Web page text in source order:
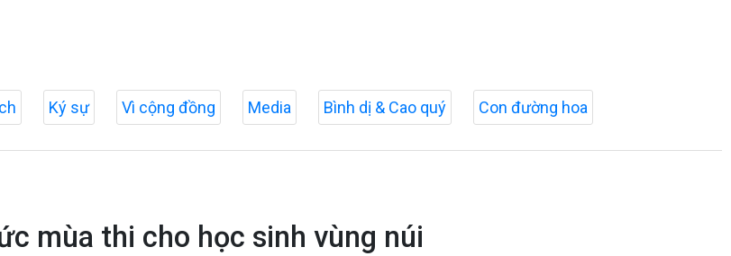
Ký sự Vì cộng đồng Media Bình dị & Cao quý Con đường hoa
mùa thi cho học sinh vùng núi